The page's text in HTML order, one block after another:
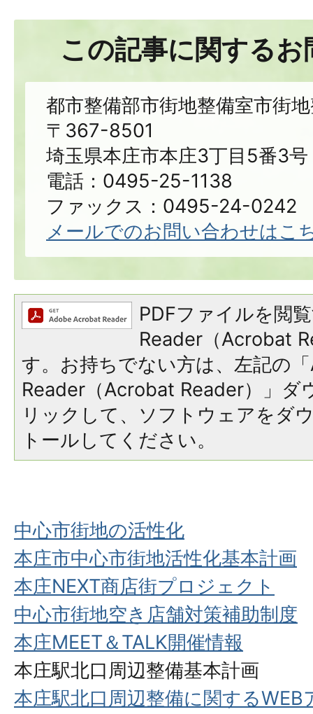
この記事に関する
都市整備部市街地整備室市街
〒367-8501
埼玉県本庄市本庄3丁目5番3号
電話：0495-25-1138
ファックス：0495-24-0242
メールでのお問い合わせはこ
PDFファイルを閲
Reader（Acrobat
す。お持ちでない方は、左記の
Reader（Acrobat Reader）」ダ
リックして、ソフトウェアをダ
トールしてください。
中心市街地の活性化
本庄市中心市街地活性化基本計画
本庄NEXT商店街プロジェクト
中心市街地空き店舗対策補助制度
本庄MEET＆TALK開催情報
本庄駅北口周辺整備基本計画
本庄駅北口周辺整備に関する